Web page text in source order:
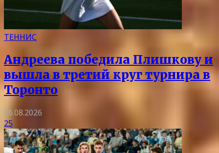
ТЕННИС
Андреева победила Плишкову и
вышла в третий круг турнира в
Торонто
06.08.2026
25